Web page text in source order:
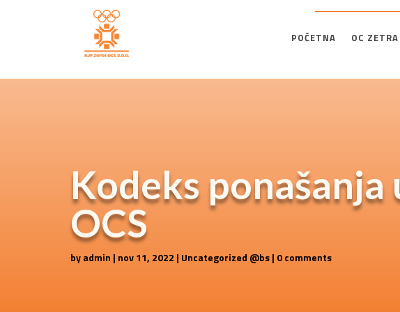
POČETNA OC ZETRA
Kodeks ponašanja
OCS
byadmin | nov 11, 2022 | Uncategorized @bs| 0 comments